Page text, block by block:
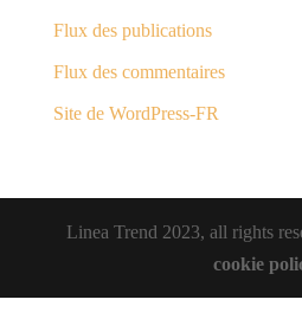
Flux des publications
Flux des commentaires
Site de WordPress-FR
Linea Trend 2023, all rights
cookie